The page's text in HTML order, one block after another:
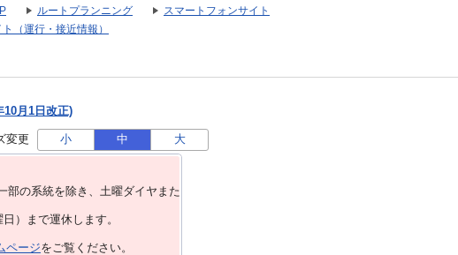
ルートプランニング
スマートフォンサイト
（運行・接近情報）
10月1日改正)
変更 小 中 大
の系統を除き、⼟曜ダイヤまた
）まで運休します。
ページをご覧ください。